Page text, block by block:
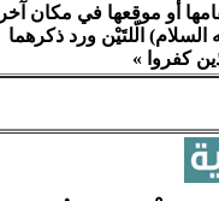
أو موقعها في مكان آخر
الّلتَيْن ورد ذكرهما
كفروا‏ »